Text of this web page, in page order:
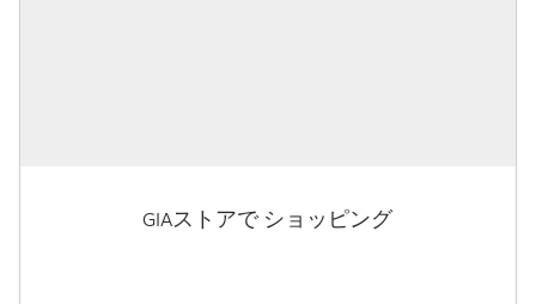
GIAストアで ショッピング